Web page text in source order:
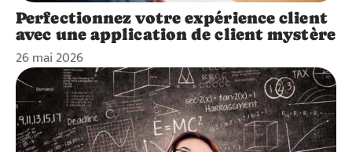
Perfectionnez votre expérience client
avec une application de client mystère
26 mai 2026